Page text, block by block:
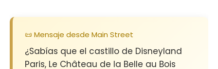
📜 Mensaje desde Main Street
¿Sabías que el castillo de Disneyland
Paris, Le Château de la Belle au Bois